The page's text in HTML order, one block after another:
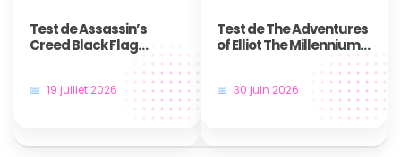
Test de Assassin’s
Creed Black Flag
Resynced : Le plus
grand des jeux de
pirates revient plus
majestueux que jamais
19 juillet 2026
Test de The Adventures
of Elliot The Millennium
Tales – Une aventure
temporelle qui nous fait
voyager
30 juin 2026